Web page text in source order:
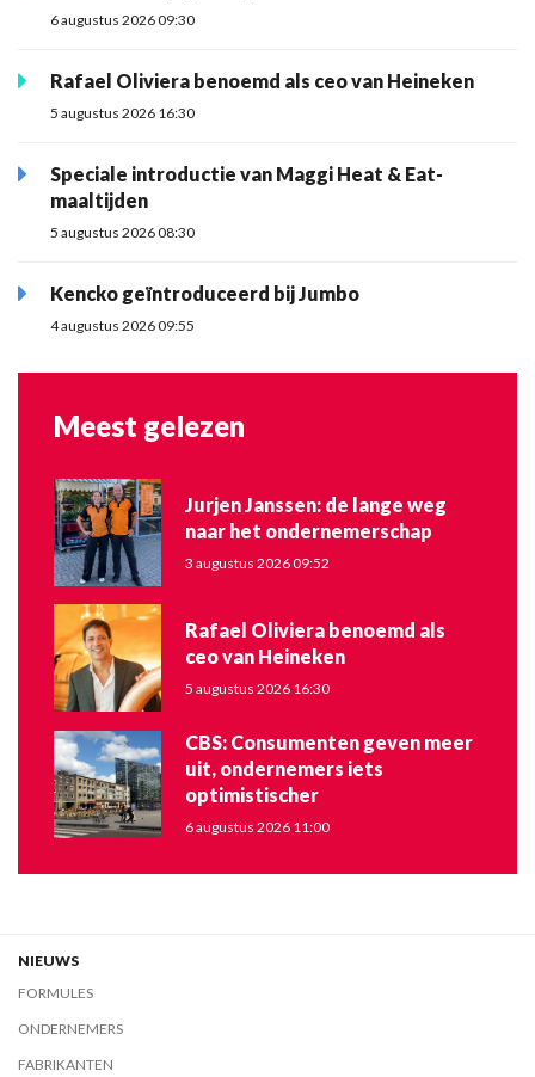
6 augustus 2026 09:30
Rafael Oliviera benoemd als ceo van Heineken
5 augustus 2026 16:30
Speciale introductie van Maggi Heat & Eat-
maaltijden
5 augustus 2026 08:30
Kencko geïntroduceerd bij Jumbo
4 augustus 2026 09:55
Meest gelezen
Jurjen Janssen: de lange weg
naar het ondernemerschap
3 augustus 2026 09:52
Rafael Oliviera benoemd als
ceo van Heineken
5 augustus 2026 16:30
CBS: Consumenten geven meer
uit, ondernemers iets
optimistischer
6 augustus 2026 11:00
NIEUWS
FORMULES
ONDERNEMERS
FABRIKANTEN